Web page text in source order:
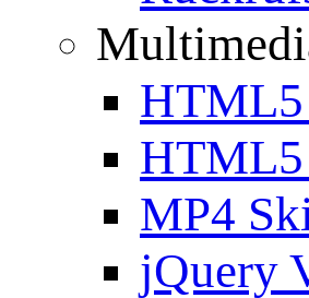
HTML5
HTML5
MP4
jQuery